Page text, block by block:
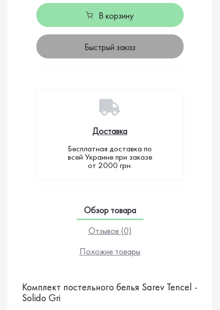
В корзину
Быстрый заказ
Доставка
Бесплатная доставка по
всей Украине при заказе
от 2000 грн.
Обзор товара
Отзывов (0)
Похожие товары
Комплект постельного белья Sarev Tencel -
Solido Gri